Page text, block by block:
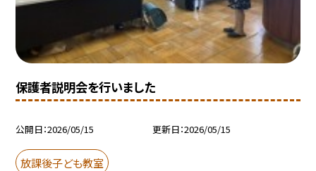
保護者説明会を行いました
公開日 2026/05/15 更新日 2026/05/15
放課後子ども教室